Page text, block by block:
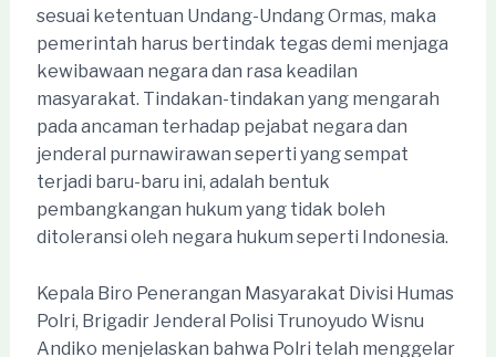
sesuai ketentuan Undang-Undang Ormas, maka
pemerintah harus bertindak tegas demi menjaga
kewibawaan negara dan rasa keadilan
masyarakat. Tindakan-tindakan yang mengarah
pada ancaman terhadap pejabat negara dan
jenderal purnawirawan seperti yang sempat
terjadi baru-baru ini, adalah bentuk
pembangkangan hukum yang tidak boleh
ditoleransi oleh negara hukum seperti Indonesia.
Kepala Biro Penerangan Masyarakat Divisi Humas
Polri, Brigadir Jenderal Polisi Trunoyudo Wisnu
Andiko menjelaskan bahwa Polri telah menggelar